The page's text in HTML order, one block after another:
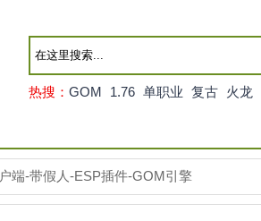
热搜： GOM 1.76 单职业 复古 火龙
端-带假人-ESP插件-GOM引擎